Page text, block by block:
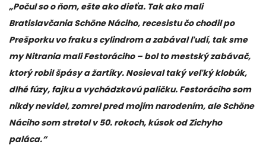
„Počul so o ňom, ešte ako dieťa. Tak ako mali
Bratislavčania Schöne Náciho, recesistu čo chodil po
Prešporku vo fraku s cylindrom a zabával ľudí, tak sme
my Nitrania mali Festoráciho – bol to mestský zabávač,
ktorý robil špásy a žartíky. Nosieval taký veľký klobúk,
dlhé fúzy, fajku a vychádzkovú paličku. Festoráciho som
nikdy nevidel, zomrel pred mojím narodením, ale Schöne
Náciho som stretol v 50. rokoch, kúsok od Zichyho
paláca.“